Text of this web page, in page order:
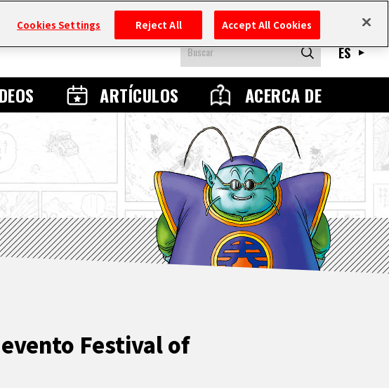
ARTÍCULOS ACERCA DE
ES
Festival of
Cookies Settings Reject All Accept All Cookies